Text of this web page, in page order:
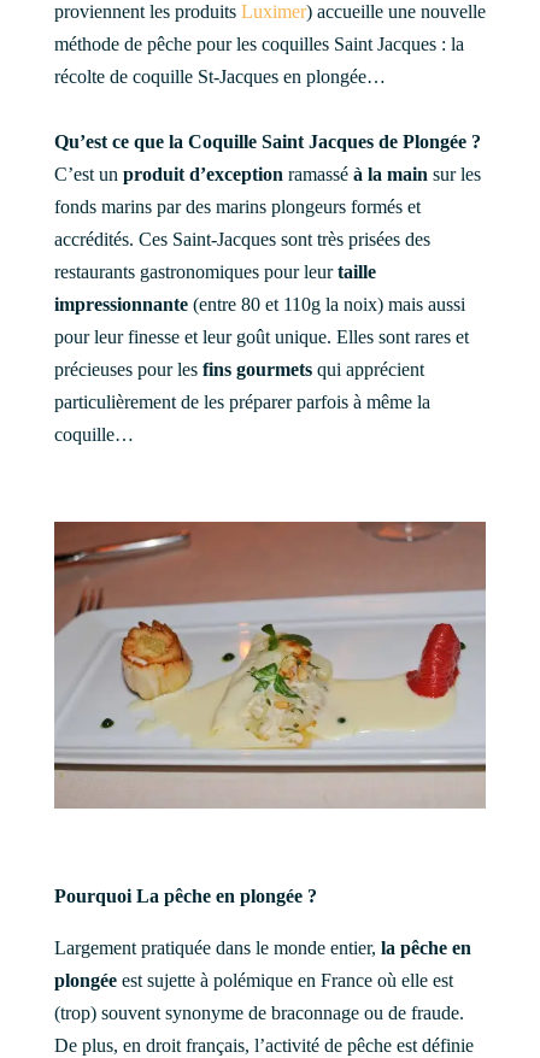
proviennent les produitsLuximer) accueille une nouvelle
méthode de pêche pour les coquilles Saint Jacques : la
récolte de coquille St-Jacques en plongée…
Qu’est ce que la Coquille Saint Jacques de Plongée ?
C’est un produit d’exception ramassé à la main sur les
fonds marins par des marins plongeurs formés et
accrédités. Ces Saint-Jacques sont très prisées des
restaurants gastronomiques pour leurtaille
impressionnante(entre 80 et 110g la noix) mais aussi
pour leur finesse et leur goût unique. Elles sont rares et
précieuses pour les fins gourmetsqui apprécient
particulièrement de les préparer parfois à même la
coquille…
Pourquoi La pêche en plongée ?
Largement pratiquée dans le monde entier, la pêche en
plongéeest sujette à polémique en France où elle est
(trop) souvent synonyme de braconnage ou de fraude.
De plus, en droit français, l’activité de pêche est définie